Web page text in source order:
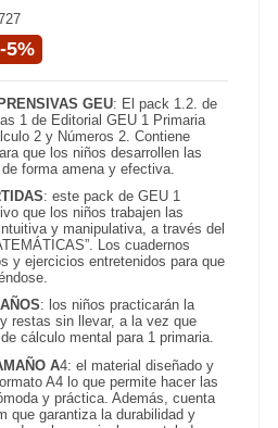
-5%
GEU: El pack 1.2. de
1 de Editorial GEU 1 Primaria
2 y Números 2. Contiene
que los niños desarrollen las
forma amena y efectiva.
: este pack de GEU 1
que los niños trabajen las
y manipulativa, a través del
Los cuadernos
y ejercicios entretenidos para que
: los niños practicarán la
restas sin llevar, a la vez que
cálculo mental para 1 primaria.
A4: el material diseñado y
A4 lo que permite hacer las
y práctica. Además, cuenta
que garantiza la durabilidad y